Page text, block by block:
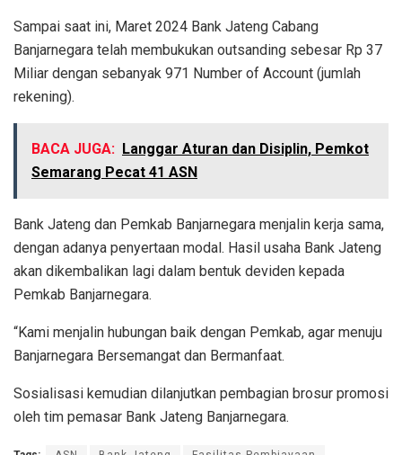
Sampai saat ini, Maret 2024 Bank Jateng Cabang
Banjarnegara telah membukukan outsanding sebesar Rp 37
Miliar dengan sebanyak 971 Number of Account (jumlah
rekening).
BACA JUGA: Langgar Aturan dan Disiplin, Pemkot
Semarang Pecat 41 ASN
Bank Jateng dan Pemkab Banjarnegara menjalin kerja sama,
dengan adanya penyertaan modal. Hasil usaha Bank Jateng
akan dikembalikan lagi dalam bentuk deviden kepada
Pemkab Banjarnegara.
“Kami menjalin hubungan baik dengan Pemkab, agar menuju
Banjarnegara Bersemangat dan Bermanfaat.
Sosialisasi kemudian dilanjutkan pembagian brosur promosi
oleh tim pemasar Bank Jateng Banjarnegara.